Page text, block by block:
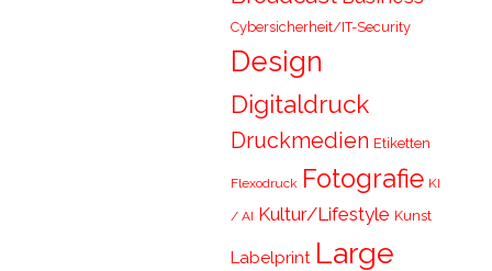
Cybersicherheit/IT-Security
Design
Digitaldruck
Druckmedien Etiketten
Flexodruck Fotografie KI
/ AI Kultur/Lifestyle Kunst
Labelprint Large